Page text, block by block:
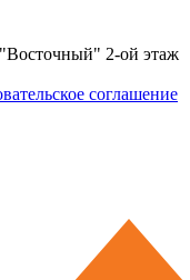
2-ой этаж
соглашение